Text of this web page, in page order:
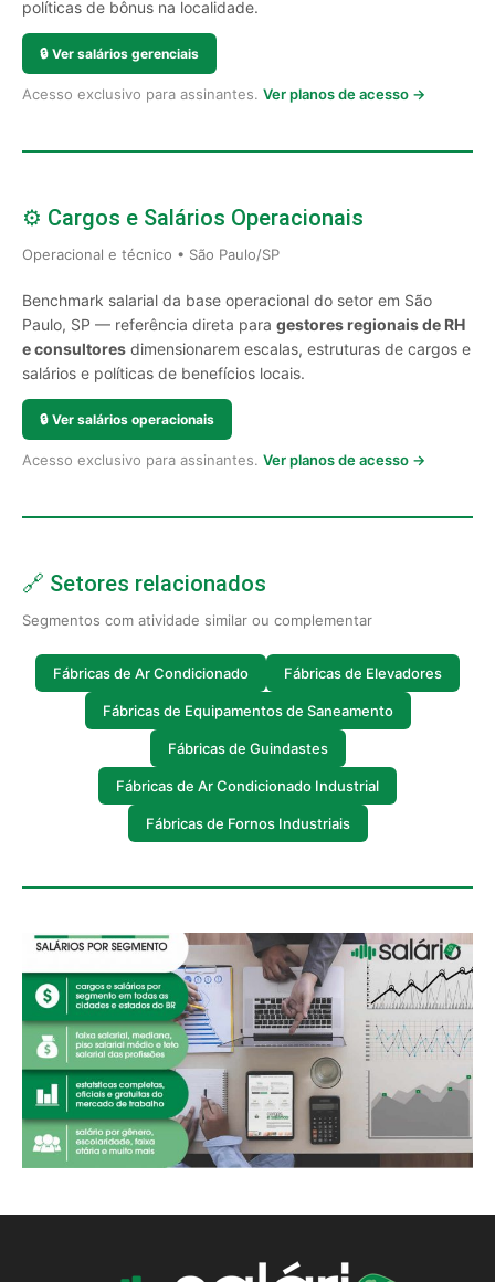
políticas de bônus na localidade.
🔒 Ver salários gerenciais
Acesso exclusivo para assinantes. Ver planos de acesso →
⚙️ Cargos e Salários Operacionais
Operacional e técnico • São Paulo/SP
Benchmark salarial da base operacional do setor em São
Paulo, SP — referência direta para gestores regionais de RH
e consultores dimensionarem escalas, estruturas de cargos e
salários e políticas de benefícios locais.
🔒 Ver salários operacionais
Acesso exclusivo para assinantes. Ver planos de acesso →
🔗 Setores relacionados
Segmentos com atividade similar ou complementar
Fábricas de Ar Condicionado Fábricas de Elevadores
Fábricas de Equipamentos de Saneamento
Fábricas de Guindastes
Fábricas de Ar Condicionado Industrial
Fábricas de Fornos Industriais